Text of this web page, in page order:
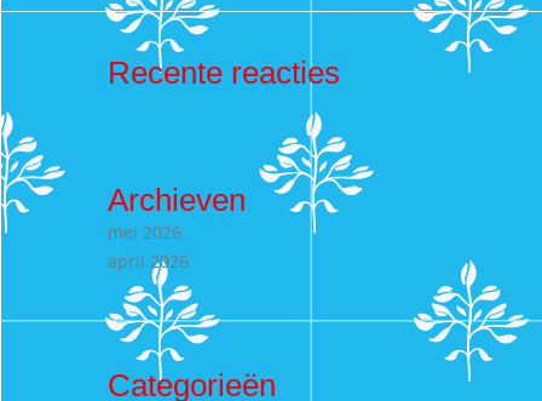
Recente reacties
Archieven
mei 2026
april 2026
Categorieën